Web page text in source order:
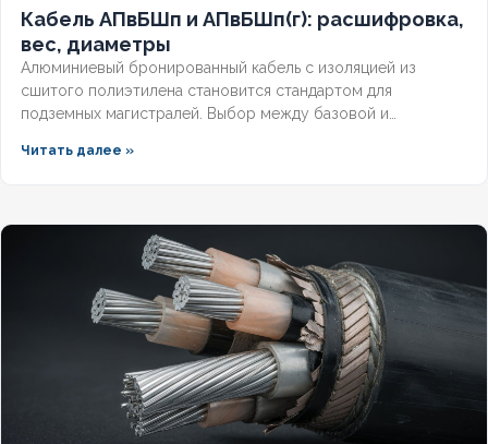
Кабель АПвБШп и АПвБШп(г): расшифровка,
вес, диаметры
Алюминиевый бронированный кабель с изоляцией из
сшитого полиэтилена становится стандартом для
подземных магистралей. Выбор между базовой и
вод и требований к надёжности. Разберём конструктивные
Читать далее »